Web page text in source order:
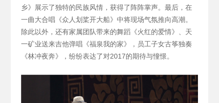
乡》展示了独特的民族风情，获得了阵阵掌声。最后，在
一曲大合唱《众人划桨开大船》中将现场气氛推向高潮。
除此以外，还有家属团队带来的舞蹈《火红的爱情》、天
一矿业送来吉他弹唱《福泉我的家》，员工子女古筝独奏
《林冲夜奔》，纷纷表达了对2017的期待与憧憬。